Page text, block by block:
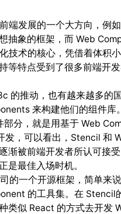
端发展的一个大方向，例如
抽象的框架，而 Web
技术的核心，凭借着体积
等特点受到了很多前端开
的推动，也有越来越多的
来构建他们的组件库
部分，就是用基于 Web
发，可以看出，Stencil 和
渐被前端开发者所认可接受
是最佳入场时机。
的一个开源框架，简单来
的工具集。在 Stencil
类似 React 的方式去开发